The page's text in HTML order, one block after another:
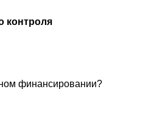
контроля
финансировании?